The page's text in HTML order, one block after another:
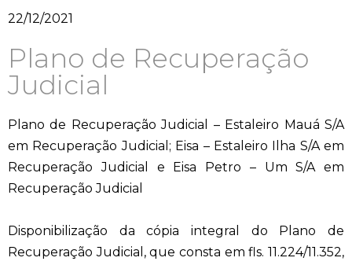
22/12/2021
Plano de Recuperação
Judicial
Plano de Recuperação Judicial – Estaleiro Mauá S/A
em Recuperação Judicial; Eisa – Estaleiro Ilha S/A em
Recuperação Judicial e Eisa Petro – Um S/A em
Recuperação Judicial
Disponibilização da cópia integral do Plano de
Recuperação Judicial, que consta em fls. 11.224/11.352,